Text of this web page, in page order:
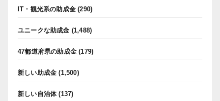
IT・観光系の助成金 (290)
ユニークな助成金 (1,488)
47都道府県の助成金 (179)
新しい助成金 (1,500)
新しい自治体(137)